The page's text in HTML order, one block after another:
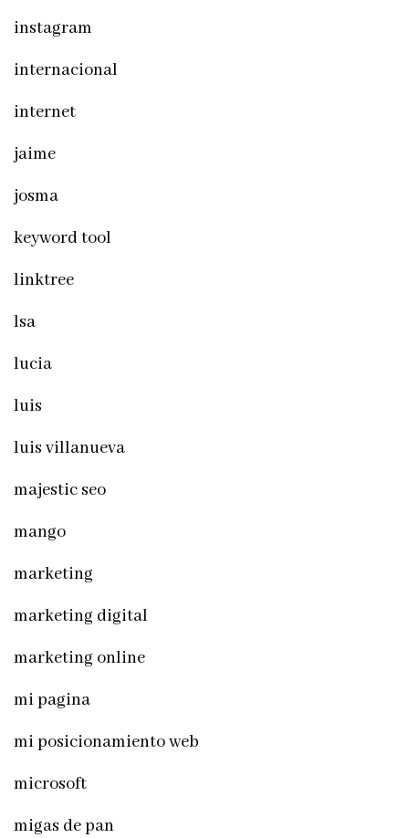
instagram
internacional
internet
jaime
josma
keyword tool
linktree
lsa
lucia
luis
luis villanueva
majestic seo
mango
marketing
marketing digital
marketing online
mi pagina
mi posicionamiento web
microsoft
migas de pan